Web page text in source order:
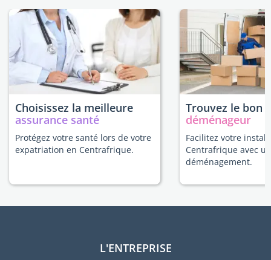
Choisissez la meilleure
assurance santé
Protégez votre santé lors de votre
expatriation en Centrafrique.
Trouvez le bon
déménageur
Facilitez votre
Centrafrique avec
déménagement.
L'ENTREPRISE